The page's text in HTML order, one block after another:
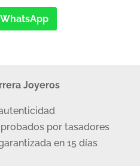
Joyeros
por tasadores
en 15 días